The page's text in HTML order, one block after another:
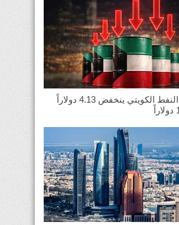
سعر برميل النفط الكويتي ينخفض 4.13 دولاراً